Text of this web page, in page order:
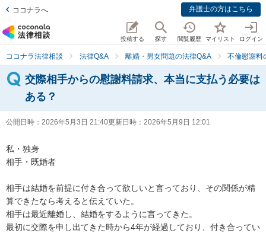
ココナラへ 弁護士の方はこちら
投稿する 探す 閲覧履歴 マイリスト ログイン
ココナラ法律相談 法律Q&A 離婚・男女問題の法律Q&A 不倫慰謝料
交際相手からの慰謝料請求、本当に支払う必要は
ある？
公開日時： 2026年5月3日 21:40更新日時： 2026年5月9日 12:01
私・独身
相手・既婚者
相手は結婚を前提に付き合って欲しいと言っており、その関係が精
算できたなら考えると伝えていた。
相手は最近離婚し、結婚をするように言ってきた。
最初に交際を申し出てきた時から4年が経過しており、付き合ってい